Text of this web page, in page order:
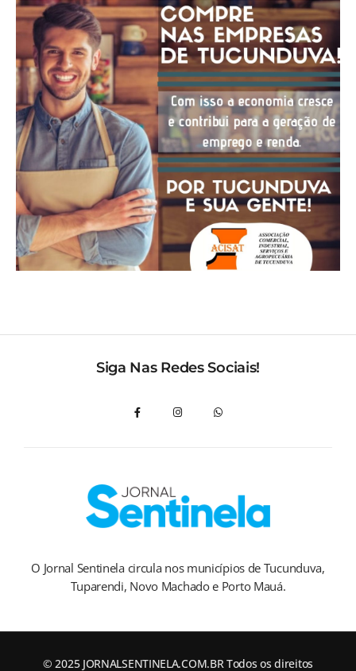
Siga Nas Redes Sociais!
O Jornal Sentinela circula nos municípios de Tucunduva,
Tuparendi, Novo Machado e Porto Mauá.
© 2025 JORNALSENTINELA.COM.BR Todos os direitos